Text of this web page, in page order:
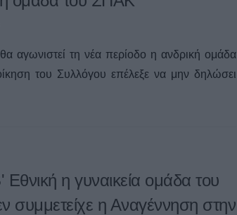
αγωνιστεί τη νέα περίοδο η ανδρική ομάδα
του Συλλόγου επέλεξε να μην δηλώσει
η γυναικεία ομάδα του
συμμετείχε η Αναγέννηση στην